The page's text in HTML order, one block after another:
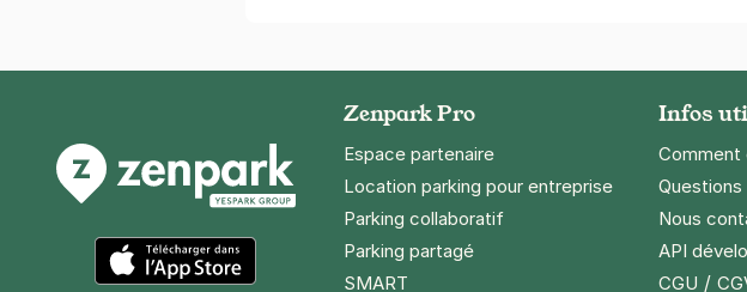
Paris - Bibliothèque Oscar Wilde -
158 rue Pelleport
Zenpark Pro
Espace partenaire
Location parking pour entreprise
Parking collaboratif
Parking partagé
SMART
Infos
Comment
Nous
API
CGU /